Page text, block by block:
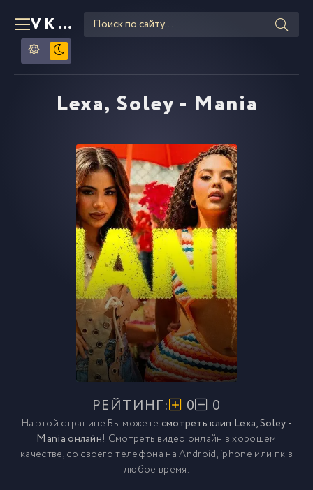
VKLIPE RU
Lexa, Soley - Mania
РЕЙТИНГ: 0 0
На этой странице Вы можете смотреть клип Lexa, Soley -
Mania онлайн! Смотреть видео онлайн в хорошем
качестве, со своего телефона на Android, iphone или пк в
любое время.